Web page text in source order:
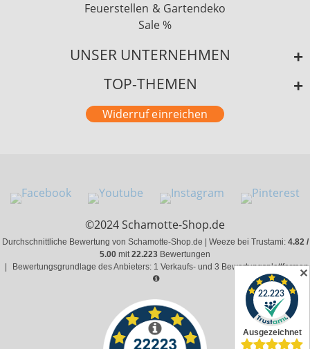
Feuerstellen & Gartendeko
Sale %
UNSER UNTERNEHMEN
TOP-THEMEN
Widerruf einreichen
©2024 Schamotte-Shop.de
Durchschnittliche Bewertung von Schamotte-Shop.de | Weeze bei Trustami: 4.82 /
5.00 mit22.223 Bewertungen
Bewertungsgrundlage des Anbieters: 1 Verkaufs- und 3 Bewertungsplattformen
✕